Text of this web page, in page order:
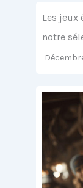
Les jeux
notre